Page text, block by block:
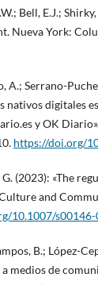
Bell, E.J.;
Nueva York:
A.; Serrano-
nativos digitales
y OK
https://doi.org/
(2023): «The
and
10.1007/
B.; López-
medios de